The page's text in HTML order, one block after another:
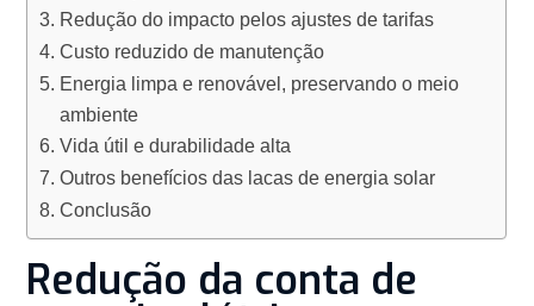
Redução do impacto pelos ajustes de tarifas
Custo reduzido de manutenção
Energia limpa e renovável, preservando o meio
ambiente
Vida útil e durabilidade alta
Outros benefícios das lacas de energia solar
Conclusão
Redução da conta de